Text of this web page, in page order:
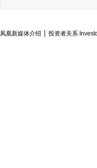
凤凰新媒体介绍 投资者关系